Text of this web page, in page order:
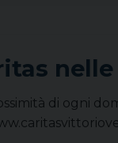
di ogni